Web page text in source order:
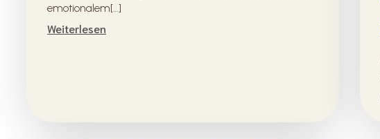
emotionalem[…]
Weiterlesen